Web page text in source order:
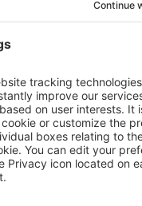
Ghisla
clinica canton Ticino